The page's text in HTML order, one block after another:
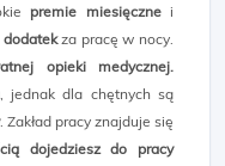
premie miesięcznei
dodatekza pracę w nocy.
opieki medycznej.
, jednak dla chętnych są
. Zakład pracy znajduje się
dojedziesz do pracy